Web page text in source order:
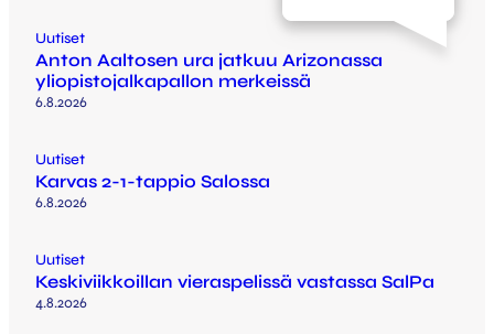
Uutiset
Anton Aaltosen ura jatkuu Arizonassa
yliopistojalkapallon merkeissä
6.8.2026
Uutiset
Karvas 2-1-tappio Salossa
6.8.2026
Uutiset
Keskiviikkoillan vieraspelissä vastassa SalPa
4.8.2026